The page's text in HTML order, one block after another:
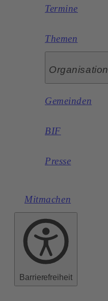
Termine
Themen
Organisation
Gemeinden
BIF
Presse
Mitmachen
Barrierefreiheit